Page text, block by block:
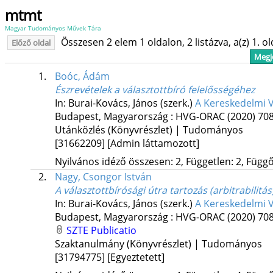
mtmt
Magyar Tudományos Művek Tára
Előző oldal Összesen 2 elem 1 oldalon, 2 listázva, a(z) 1.
1.
Boóc, Ádám
Észrevételek a választottbíró felelősségéhez
In: Burai-Kovács, János (szerk.) A Kereskedelmi
Budapest, Magyarország : HVG-ORAC(2020)
Utánközlés (Könyvrészlet) | Tudományos
[31662209] [Admin láttamozott]
Nyilvános idéző összesen: 2, Független: 2,
2.
Nagy, Csongor István
A választottbírósági útra tartozás
In: Burai-Kovács, János (szerk.) A Kereskedelmi
Budapest, Magyarország : HVG-ORAC(2020)
SZTE Publicatio
Szaktanulmány (Könyvrészlet) | Tudományos
[31794775] [Egyeztetett]